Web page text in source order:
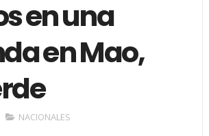
en una
en Mao,
NACIONALES